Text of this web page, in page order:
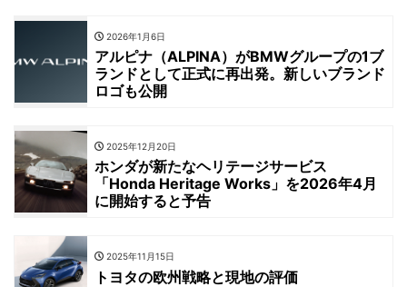
2026年1月6日
アルピナ（ALPINA）がBMWグループの1ブ
ランドとして正式に再出発。新しいブランド
ロゴも公開
2025年12月20日
ホンダが新たなヘリテージサービス
「Honda Heritage Works」を2026年4月
に開始すると予告
2025年11月15日
トヨタの欧州戦略と現地の評価